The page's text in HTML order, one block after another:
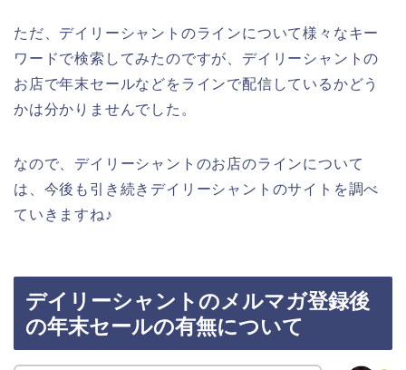
ただ、デイリーシャントのラインについて様々なキー
ワードで検索してみたのですが、デイリーシャントの
お店で年末セールなどをラインで配信しているかどう
かは分かりませんでした。
なので、デイリーシャントのお店のラインについて
は、今後も引き続きデイリーシャントのサイトを調べ
ていきますね♪
デイリーシャントのメルマガ登録後
の年末セールの有無について